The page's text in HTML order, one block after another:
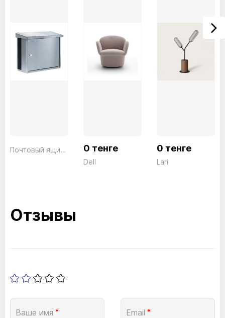
Почтовый ящик Hansea 3816 NI 0 тенге
Dell
0 тенге
Lari
Отзывы
Ваше имя * Email *